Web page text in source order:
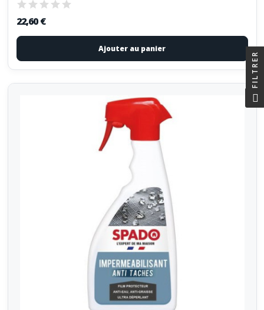
22,60 €
Ajouter au panier
FILTRER